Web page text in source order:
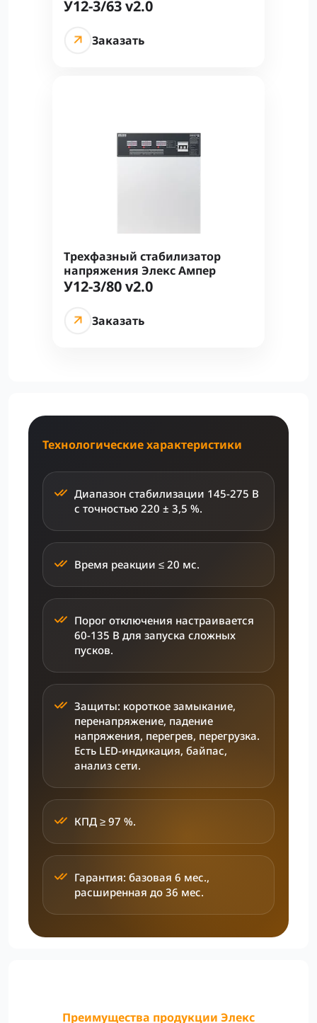
У12-3/63 v2.0
Заказать
Трехфазный стабилизатор
напряжения Элекс Ампер
У12-3/80 v2.0
Заказать
Технологические характеристики
Диапазон стабилизации 145-275 В
с точностью 220 ± 3,5 %.
Время реакции ≤ 20 мс.
Порог отключения настраивается
60-135 В для запуска сложных
пусков.
Защиты: короткое замыкание,
перенапряжение, падение
напряжения, перегрев, перегрузка.
Есть LED-индикация, байпас,
анализ сети.
КПД ≥ 97 %.
Гарантия: базовая 6 мес.,
расширенная до 36 мес.
Преимущества продукции Элекс